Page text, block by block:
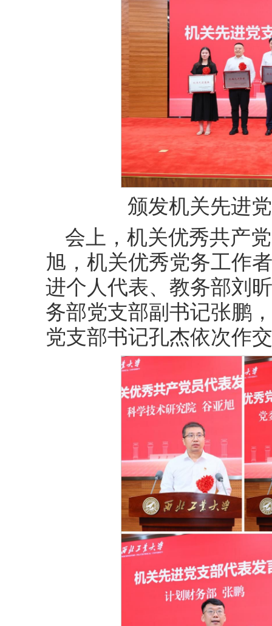
颁发机关先进
会上，机关优秀共产
旭，机关优秀党务工作
进个人代表、教务部刘
务部党支部副书记张鹏
党支部书记孔杰依次作